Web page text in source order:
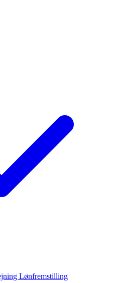
Lønfremstilling